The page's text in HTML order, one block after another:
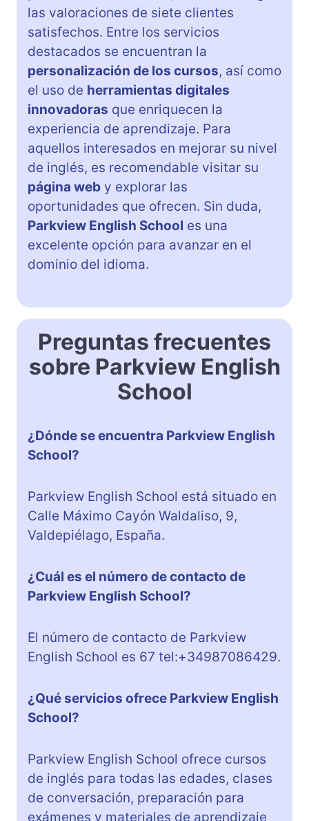
las valoraciones de siete clientes
satisfechos. Entre los servicios
destacados se encuentran la
personalización de los cursos, así como
el uso de herramientas digitales
innovadoras que enriquecen la
experiencia de aprendizaje. Para
aquellos interesados en mejorar su nivel
de inglés, es recomendable visitar su
página web y explorar las
oportunidades que ofrecen. Sin duda,
Parkview English School es una
excelente opción para avanzar en el
dominio del idioma.
Preguntas frecuentes
sobre Parkview English
School
¿Dónde se encuentra Parkview English
School?
Parkview English School está situado en
Calle Máximo Cayón Waldaliso, 9,
Valdepiélago, España.
¿Cuál es el número de contacto de
Parkview English School?
El número de contacto de Parkview
English School es 67 tel:+34987086429.
¿Qué servicios ofrece Parkview English
School?
Parkview English School ofrece cursos
de inglés para todas las edades, clases
de conversación, preparación para
exámenes y materiales de aprendizaje